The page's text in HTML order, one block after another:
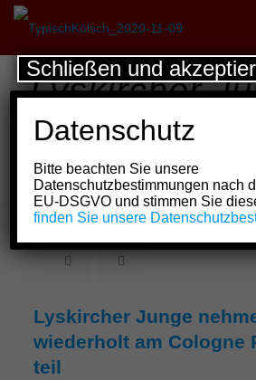
Lyskircher
nehmen
am Cologne
2017 teil
Lyskircher Junge
wiederholt am Cologne
teil
Datenschutz
Bitte beachten Sie unsere
Datenschutzbestimmungen nach
EU-DSGVO und stimmen Sie
finden Sie unsere
Schließen und